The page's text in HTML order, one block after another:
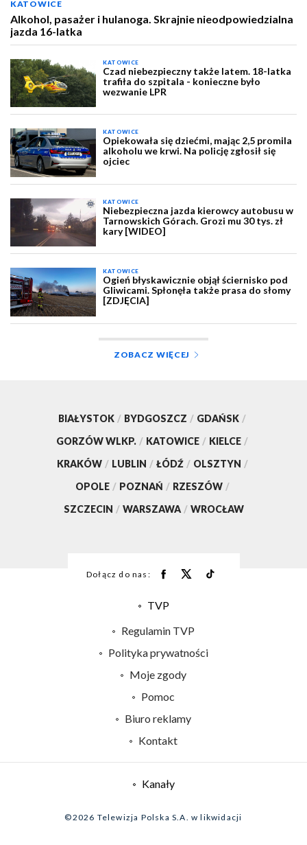
KATOWICE
Alkohol, pasażer i hulanoga. Skrajnie nieodpowiedzialna
jazda 16-latka
KATOWICE
Czad niebezpieczny także latem. 18-latka
trafiła do szpitala - konieczne było
wezwanie LPR
KATOWICE
Opiekowała się dziećmi, mając 2,5 promila
alkoholu we krwi. Na policję zgłosił się
ojciec
KATOWICE
Niebezpieczna jazda kierowcy autobusu w
Tarnowskich Górach. Grozi mu 30 tys. zł
kary [WIDEO]
KATOWICE
Ogień błyskawicznie objął ściernisko pod
Gliwicami. Spłonęła także prasa do słomy
[ZDJĘCIA]
ZOBACZ WIĘCEJ
BIAŁYSTOK / BYDGOSZCZ / GDAŃSK /
GORZÓW WLKP. / KATOWICE / KIELCE /
KRAKÓW / LUBLIN / ŁÓDŹ / OLSZTYN /
OPOLE / POZNAŃ / RZESZÓW /
SZCZECIN / WARSZAWA / WROCŁAW
Dołącz do nas:
TVP
Centrum informacji TVP
Naziemna Telewizja Cyfrowa
System NOS
Biuro Reklamy
Regulamin TVP
Polityka prywatności
Moje zgody
Pomoc
Biuro reklamy
Kontakt
Kanały
©2026 Telewizja Polska S.A. w likwidacji